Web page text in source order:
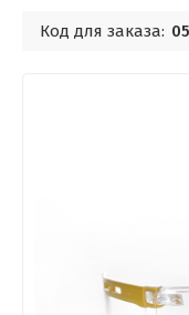
Код для заказа: